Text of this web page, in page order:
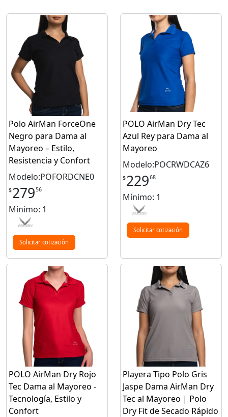
Polo AirMan ForceOne
Negro para Dama al
Mayoreo – Estilo,
Resistencia y Confort
Modelo:POFORDCNE0
$279 56
Mínimo: 1
Solicitar cotización
POLO AirMan Dry Tec
Azul Rey para Dama al
Mayoreo
Modelo:POCRWDCAZ6
$22968
Mínimo: 1
Solicitar cotización
POLO AirMan Dry Rojo
Tec Dama al Mayoreo -
Tecnología, Estilo y
Confort
Playera Tipo Polo Gris
Jaspe Dama AirMan Dry
Tec al Mayoreo | Polo
Dry Fit de Secado Rápido